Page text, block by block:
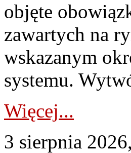
objęte
zawartych na
wskazanym
systemu.
Więcej...
3 sierpnia